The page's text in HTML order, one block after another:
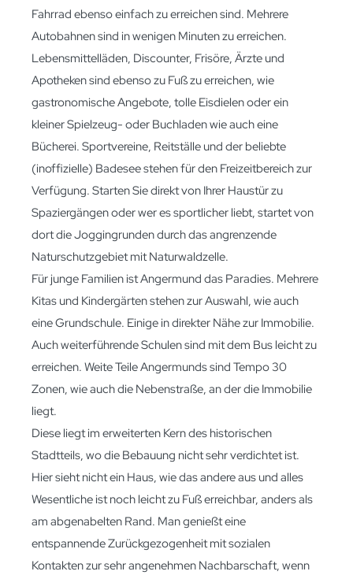
Fahrrad ebenso einfach zu erreichen sind. Mehrere
Autobahnen sind in wenigen Minuten zu erreichen.
Lebensmittelläden, Discounter, Frisöre, Ärzte und
Apotheken sind ebenso zu Fuß zu erreichen, wie
gastronomische Angebote, tolle Eisdielen oder ein
kleiner Spielzeug- oder Buchladen wie auch eine
Bücherei. Sportvereine, Reitställe und der beliebte
(inoffizielle) Badesee stehen für den Freizeitbereich zur
Verfügung. Starten Sie direkt von Ihrer Haustür zu
Spaziergängen oder wer es sportlicher liebt, startet von
dort die Joggingrunden durch das angrenzende
Naturschutzgebiet mit Naturwaldzelle.
Für junge Familien ist Angermund das Paradies. Mehrere
Kitas und Kindergärten stehen zur Auswahl, wie auch
eine Grundschule. Einige in direkter Nähe zur Immobilie.
Auch weiterführende Schulen sind mit dem Bus leicht zu
erreichen. Weite Teile Angermunds sind Tempo 30
Zonen, wie auch die Nebenstraße, an der die Immobilie
liegt.
Diese liegt im erweiterten Kern des historischen
Stadtteils, wo die Bebauung nicht sehr verdichtet ist.
Hier sieht nicht ein Haus, wie das andere aus und alles
Wesentliche ist noch leicht zu Fuß erreichbar, anders als
am abgenabelten Rand. Man genießt eine
entspannende Zurückgezogenheit mit sozialen
Kontakten zur sehr angenehmen Nachbarschaft, wenn